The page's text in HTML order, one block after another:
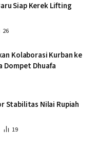
Siap Kerek Lifting
26
Kolaborasi Kurban ke
Dompet Dhuafa
Stabilitas Nilai Rupiah
19